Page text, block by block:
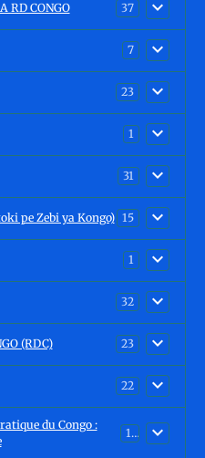
RD CONGO 37
7
23
1
31
pe Zebi ya Kongo) 15
1
32
(RDC) 23
22
du Congo :
15